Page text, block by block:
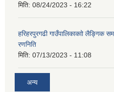
मिति: 08/24/2023 - 16:22
हरिहरपुरगढी गाउँपालिकाकाो लैङ्गिक
रणनिति
मिति: 07/13/2023 - 11:08
अन्य